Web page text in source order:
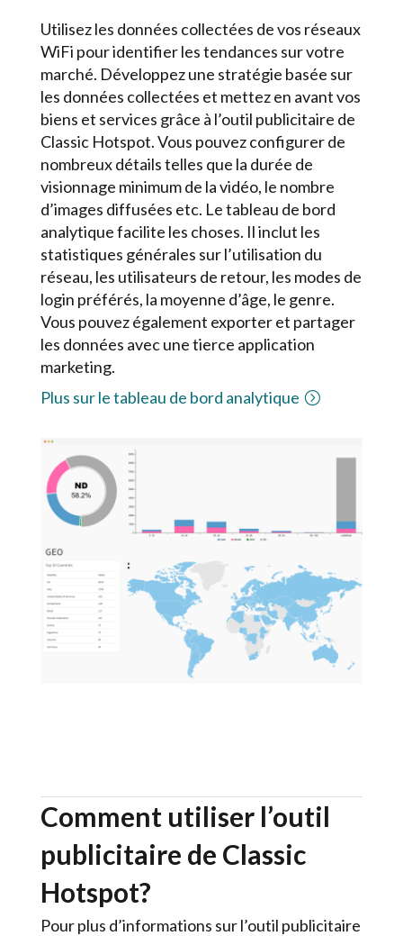
Utilisez les données collectées de vos réseaux
WiFi pour identifier les tendances sur votre
marché. Développez une stratégie basée sur
les données collectées et mettez en avant vos
biens et services grâce à l’outil publicitaire de
Classic Hotspot. Vous pouvez configurer de
nombreux détails telles que la durée de
visionnage minimum de la vidéo, le nombre
d’images diffusées etc. Le tableau de bord
analytique facilite les choses. Il inclut les
statistiques générales sur l’utilisation du
réseau, les utilisateurs de retour, les modes de
login préférés, la moyenne d’âge, le genre.
Vous pouvez également exporter et partager
les données avec une tierce application
marketing.
Plus sur le tableau de bord analytique
Comment utiliser l’outil
publicitaire de Classic
Hotspot?
Pour plus d’informations sur l’outil publicitaire